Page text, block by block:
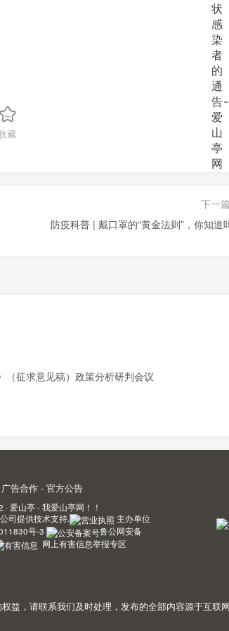
藏
下一
防疫科普 | 戴口罩的“黄金法则”，你知道
征求意见稿）政策分析研判会议
广告合作 - 官方公告
· 爱山亭 - 我爱山亭网！！
司提供技术支持.
主办单位
号-3
鲁公网安备
网上有害信息举报专区
益，请联系我们及时处理，发布的全部内容源于互联